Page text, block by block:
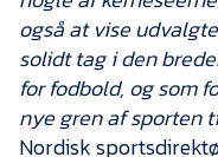
også at vise
solidt tag i den
for fodbold, og som
nye gren af sporten
Nordisk